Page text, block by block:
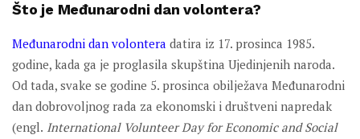
Što je Međunarodni dan volontera?
Međunarodni dan volontera datira iz 17. prosinca 1985.
godine, kada ga je proglasila skupština Ujedinjenih naroda.
Od tada, svake se godine 5. prosinca obilježava Međunarodni
dan dobrovoljnog rada za ekonomski i društveni napredak
(engl. International Volunteer Day for Economic and Social